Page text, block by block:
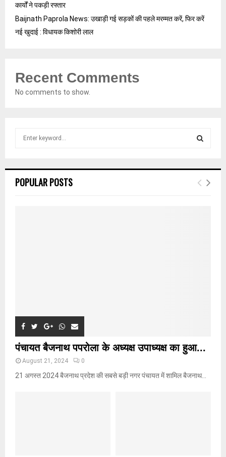
कार्यों ने पकड़ी रफ्तार
Baijnath Paprola News: उखाड़ी गई सड़कों की पहले मरम्मत करें, फिर करें
नई खुदाई : विधायक किशोरी लाल
Recent Comments
No comments to show.
h
E
POPULAR POSTS
पंचायत बैजनाथ पपरोला के अध्यक्ष उपाध्यक्ष का हुआ...
August 21, 2024 0
21 अगस्त 2024 बैजनाथ प्रदेश की सबसे बड़ी नगर पंचायत में शामिल बैजनाथ...